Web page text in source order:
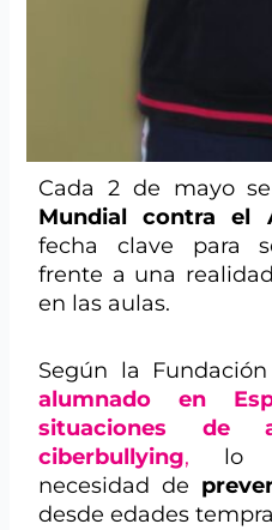
Cada 2 de mayo
Mundial contra el
fecha clave para
frente a una
en las aulas.
Según la
alumnado en
situaciones de
ciberbullying, lo
necesidad de
desde edades